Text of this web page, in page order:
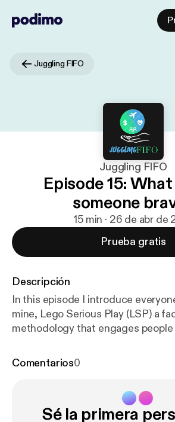
Juggling FIFO
Juggling FIFO
Episode 15:
someone
15 min · 26 de abr de
Prueba gratis
Descripción
In this episode I introduce
mine, Lego Serious Play (LSP) a
methodology that engages
posting one podcast each day
Comentarios0
Sé la primera